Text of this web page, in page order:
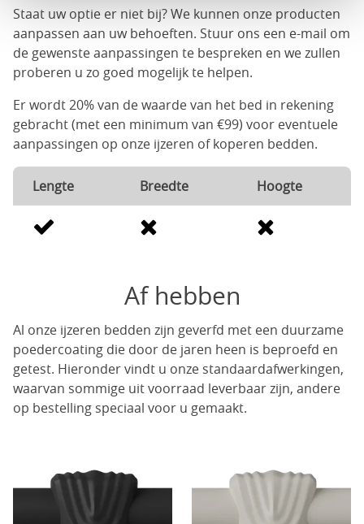
Staat uw optie er niet bij? We kunnen onze producten
aanpassen aan uw behoeften. Stuur ons een e-mail om
de gewenste aanpassingen te bespreken en we zullen
proberen u zo goed mogelijk te helpen.
Er wordt 20% van de waarde van het bed in rekening
gebracht (met een minimum van €99) voor eventuele
aanpassingen op onze ijzeren of koperen bedden.
Lengte Breedte Hoogte
Af hebben
Al onze ijzeren bedden zijn geverfd met een duurzame
poedercoating die door de jaren heen is beproefd en
getest. Hieronder vindt u onze standaardafwerkingen,
waarvan sommige uit voorraad leverbaar zijn, andere
op bestelling speciaal voor u gemaakt.